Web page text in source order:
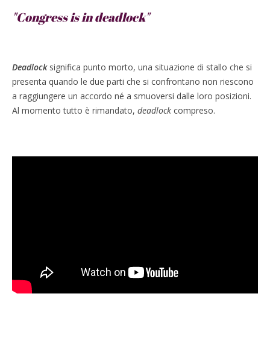
"Congress is in deadlock"
Deadlocksignifica punto morto, una situazione di stallo che si
presenta quando le due parti che si confrontano non riescono
a raggiungere un accordo né a smuoversi dalle loro posizioni.
Al momento tutto è rimandato, deadlock compreso.